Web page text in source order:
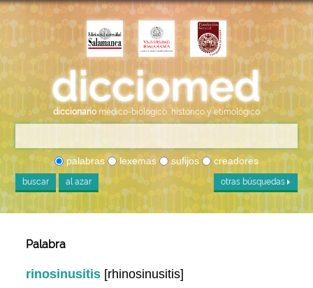
diccionario médico-biológico, histórico y etimológico
palabras lexemas sufijos creadores
buscar al azar otras búsquedas
Palabra
rinosinusitis [rhinosinusitis]